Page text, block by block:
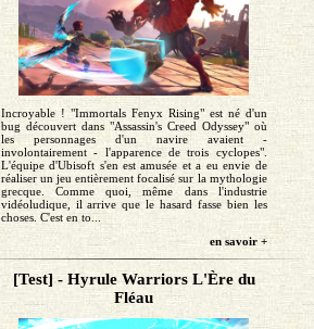
Incroyable ! "Immortals Fenyx Rising" est né d'un
bug découvert dans "Assassin's Creed Odyssey" où
les personnages d'un navire avaient -
involontairement - l'apparence de trois cyclopes".
L'équipe d'Ubisoft s'en est amusée et a eu envie de
réaliser un jeu entièrement focalisé sur la mythologie
grecque. Comme quoi, même dans l'industrie
vidéoludique, il arrive que le hasard fasse bien les
choses. C'est en to...
en savoir +
[Test] - Hyrule Warriors L'Ère du
Fléau